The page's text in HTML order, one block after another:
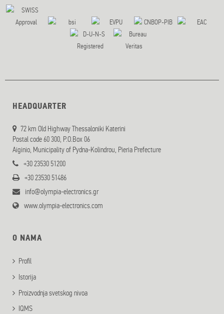
HEADQUARTER
72 km Old Highway Thessaloniki Katerini
Postal code 60 300, P.O.Box 06
Aiginio, Municipality of Pydna-Kolindrou, Pieria Prefecture
+30 23530 51200
+30 23530 51486
info@olympia-electronics.gr
www.olympia-electronics.com
O NAMA
Profil
Istorija
Proizvodnja svetskog nivoa
IQMS